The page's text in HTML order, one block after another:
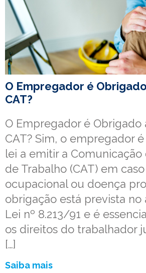
O Empregador é
CAT?
O Empregador é Obrigado
CAT? Sim, o empregador
lei a emitir a
de Trabalho (CAT) em
ocupacional ou doença
obrigação está prevista no
Lei nº 8.213/91 e é
os direitos do trabalhador
[…]
Saiba mais